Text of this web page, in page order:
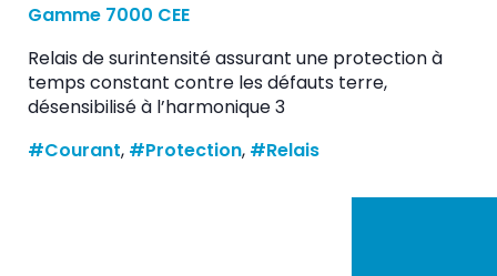
Gamme 7000 CEE
Relais de surintensité assurant une protection à
temps constant contre les défauts terre,
désensibilisé à l’harmonique 3
#Courant, #Protection, #Relais